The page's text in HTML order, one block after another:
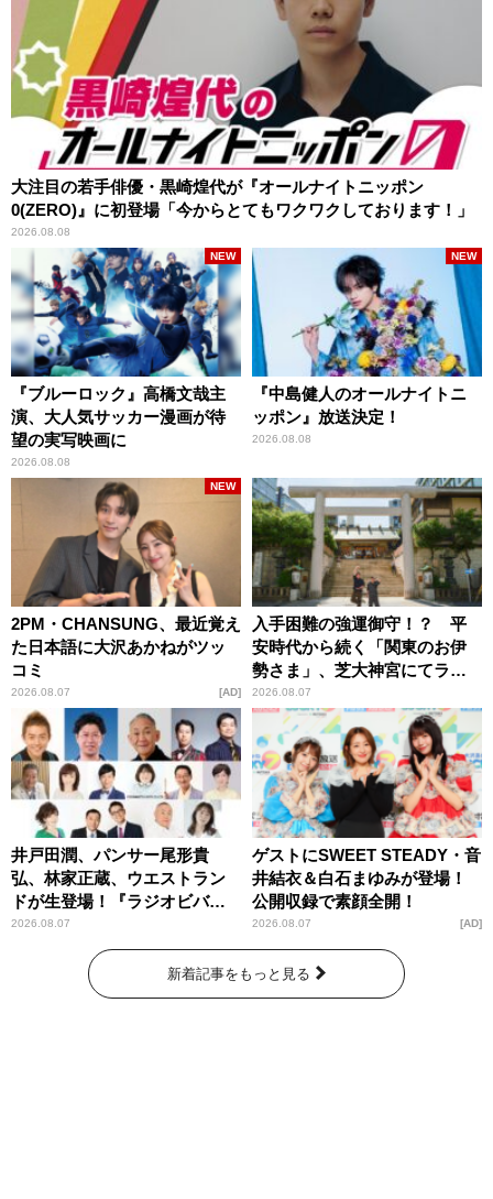
大注目の若手俳優・黒崎煌代が『オールナイトニッポン
0(ZERO)』に初登場「今からとてもワクワクしております！」
2026.08.08
『ブルーロック』高橋文哉主
演、大人気サッカー漫画が待
望の実写映画に
2026.08.08
NEW
『中島健人のオールナイトニ
ッポン』放送決定！
2026.08.08
NEW
2PM・CHANSUNG、最近覚え
た日本語に大沢あかねがツッ
コミ
2026.08.07
NEW
AD
入手困難の強運御守！？ 平
安時代から続く「関東のお伊
勢さま」、芝大神宮にてラン
パンプスが合格祈願！
2026.08.07
井戸田潤、パンサー尾形貴
弘、林家正蔵、ウエストラン
ドが生登場！『ラジオビバリ
ー昼ズ』
2026.08.07
ゲストにSWEET STEADY・音
井結衣＆白石まゆみが登場！
公開収録で素顔全開！
2026.08.07 AD
新着記事をもっと見る